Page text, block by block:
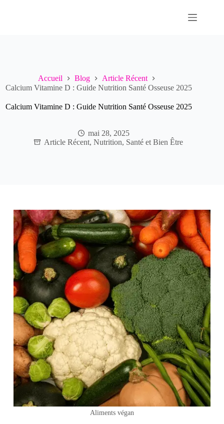
Accueil Blog
Article Récent
Calcium Vitamine D : Guide Nutrition Santé Osseuse 2025
Calcium Vitamine D : Guide Nutrition Santé Osseuse 2025
mai 28, 2025
Article Récent,Nutrition, Santé et Bien Être
Aliments végan